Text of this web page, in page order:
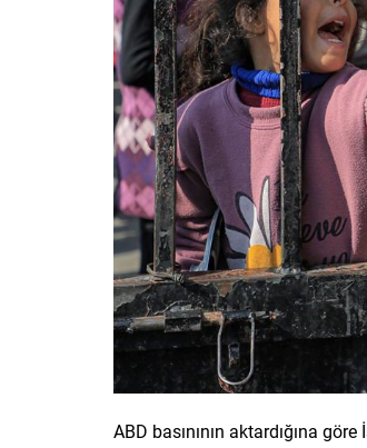
ABD basınının aktardığına